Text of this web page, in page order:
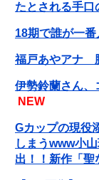
たとされる手口
18期で誰が一番
福戸あやアナ
伊勢鈴蘭さん、
NEW
Gカップの現役
しまうwww小
出！！新作「聖